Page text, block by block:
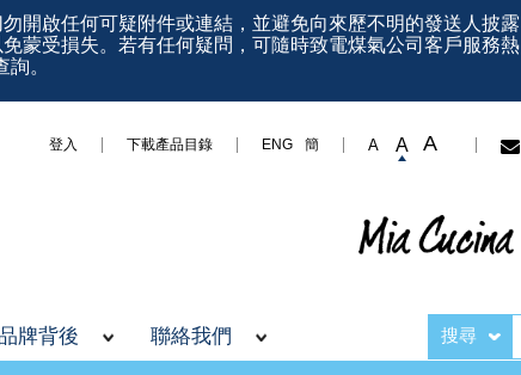
開啟任何可疑附件或連結，並避免向來歷不明的發送人披露
蒙受損失。若有任何疑問，可隨時致電煤氣公司客戶服務熱
。
登入 下載產品目錄 ENG 簡 A A A
牌背後 聯絡我們 搜尋